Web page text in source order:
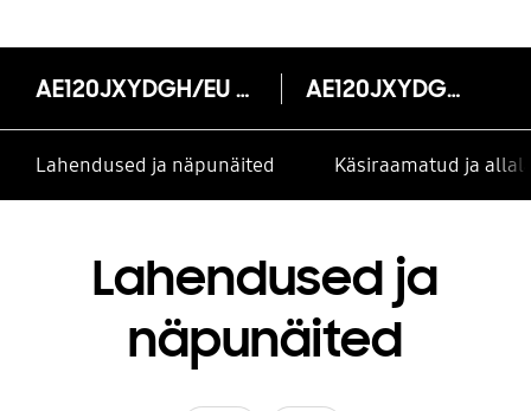
AE120JXYDGH/EU (EHS Mono, Gen5, soojuspumba, SCOP = 4,46, 3 Ø, 12 kW) AE120JXYDGH/EU
Lahendused ja näpunäited Käsiraamatud ja
Lahendused ja
näpunäited